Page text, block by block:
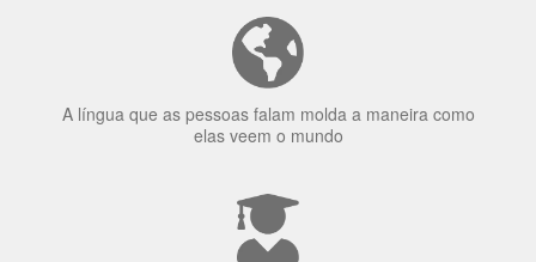
A língua que as pessoas falam molda a maneira como
elas veem o mundo